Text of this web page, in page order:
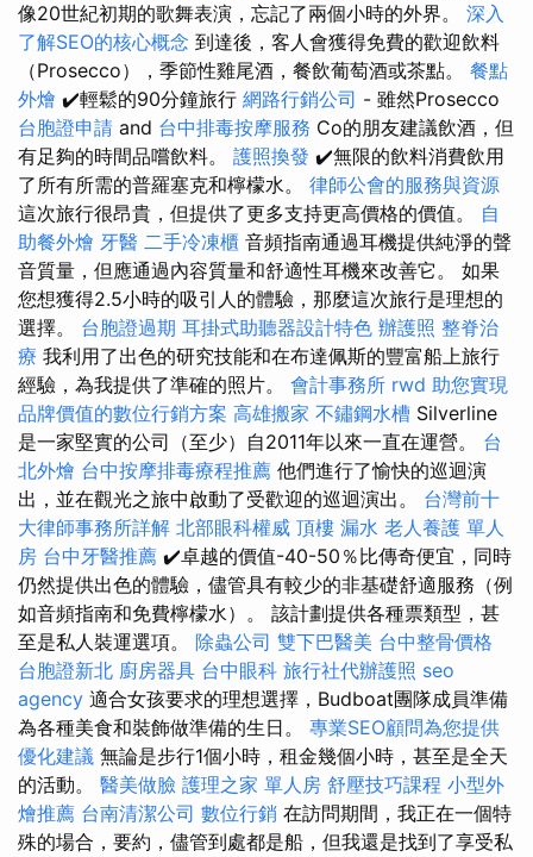
像20世紀初期的歌舞表演，忘記了兩個小時的外界。 深入
了解SEO的核心概念 到達後，客人會獲得免費的歡迎飲料
（Prosecco），季節性雞尾酒，餐飲葡萄酒或茶點。 餐點
外燴 ✔️輕鬆的90分鐘旅行 網路行銷公司 - 雖然Prosecco
台胞證申請 and 台中排毒按摩服務 Co的朋友建議飲酒，但
有足夠的時間品嚐飲料。 護照換發 ✔️無限的飲料消費飲用
了所有所需的普羅塞克和檸檬水。 律師公會的服務與資源
這次旅行很昂貴，但提供了更多支持更高價格的價值。 自
助餐外燴 牙醫 二手冷凍櫃 音頻指南通過耳機提供純淨的聲
音質量，但應通過內容質量和舒適性耳機來改善它。 如果
您想獲得2.5小時的吸引人的體驗，那麼這次旅行是理想的
選擇。 台胞證過期 耳掛式助聽器設計特色 辦護照 整脊治
療 我利用了出色的研究技能和在布達佩斯的豐富船上旅行
經驗，為我提供了準確的照片。 會計事務所 rwd 助您實現
品牌價值的數位行銷方案 高雄搬家 不鏽鋼水槽 Silverline
是一家堅實的公司（至少）自2011年以來一直在運營。 台
北外燴 台中按摩排毒療程推薦 他們進行了愉快的巡迴演
出，並在觀光之旅中啟動了受歡迎的巡迴演出。 台灣前十
大律師事務所詳解 北部眼科權威 頂樓 漏水 老人養護 單人
房 台中牙醫推薦 ✔️卓越的價值-40-50％比傳奇便宜，同時
仍然提供出色的體驗，儘管具有較少的非基礎舒適服務（例
如音頻指南和免費檸檬水）。 該計劃提供各種票類型，甚
至是私人裝運選項。 除蟲公司 雙下巴醫美 台中整骨價格
台胞證新北 廚房器具 台中眼科 旅行社代辦護照 seo
agency 適合女孩要求的理想選擇，Budboat團隊成員準備
為各種美食和裝飾做準備的生日。 專業SEO顧問為您提供
優化建議 無論是步行1個小時，租金幾個小時，甚至是全天
的活動。 醫美做臉 護理之家 單人房 舒壓技巧課程 小型外
燴推薦 台南清潔公司 數位行銷 在訪問期間，我正在一個特
殊的場合，要約，儘管到處都是船，但我還是找到了享受私